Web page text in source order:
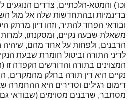
וכו') והמטא-הלכתיים, צדדים הנוגעים
בדינמיות ובהתחדשות שלה אל מול
ובודאי הפחד להתיר, וזהו דיון מרתק
משאלת שבעה נקיים, ומסקנתו,
הרבנים, ולפחות על אחד מהם, שיהיה
לדיני התורה וביטול חומרת שבעת
המצוינים בתורה והדורשים הקפדה
נקיים היא דין תורה בחלק
דימום רגילים וסדירים היא ההחמרה
מסתבר, שרבנים מסוימים (שבודאי